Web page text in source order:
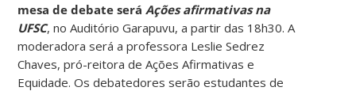
mesa de debate seráAções afirmativas na
UFSC, no Auditório Garapuvu, a partir das 18h30. A
moderadora será a professora Leslie Sedrez
Chaves, pró-reitora de Ações Afirmativas e
Equidade. Os debatedores serão estudantes de